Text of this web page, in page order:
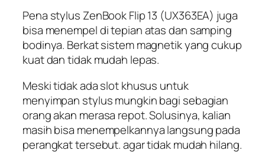
Pena stylus ZenBook Flip 13 (UX363EA) juga
bisa menempel di tepian atas dan samping
bodinya. Berkat sistem magnetik yang cukup
kuat dan tidak mudah lepas.
Meski tidak ada slot khusus untuk
menyimpan stylus mungkin bagi sebagian
orang akan merasa repot. Solusinya, kalian
masih bisa menempelkannya langsung pada
perangkat tersebut. agar tidak mudah hilang.